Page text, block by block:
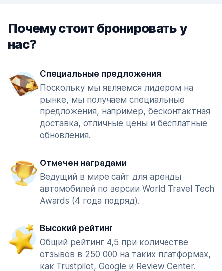
Почему стоит бронировать у
нас?
Специальные предложения
Поскольку мы являемся лидером на
рынке, мы получаем специальные
предложения, например, бесконтактная
доставка, отличные цены и бесплатные
обновления.
Отмечен наградами
Ведущий в мире сайт для аренды
автомобилей по версии World Travel Tech
Awards (4 года подряд).
Высокий рейтинг
Общий рейтинг 4,5 при количестве
отзывов в 250 000 на таких платформах,
как Trustpilot, Google и Review Center.